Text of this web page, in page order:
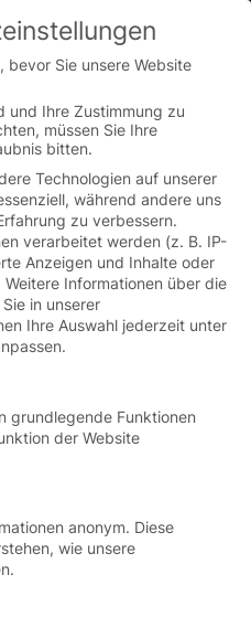
German website.
100.
bevor Sie unsere Website
und Ihre Zustimmung zu
müssen Sie Ihre
bitten.
Technologien auf unserer
während andere uns
zu verbessern.
verarbeitet werden (z. B. IP-
Anzeigen und Inhalte oder
Weitere Informationen über die
in unserer
Ihre Auswahl jederzeit unter
grundlegende Funktionen
der Website
anonym. Diese
wie unsere